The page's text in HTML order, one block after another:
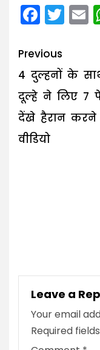
Post
Previous
4 दुल्हनों के
दूल्हे ने लिए 7
देंखे हैरान करने
वीडियो
Leave a
Your email
Required